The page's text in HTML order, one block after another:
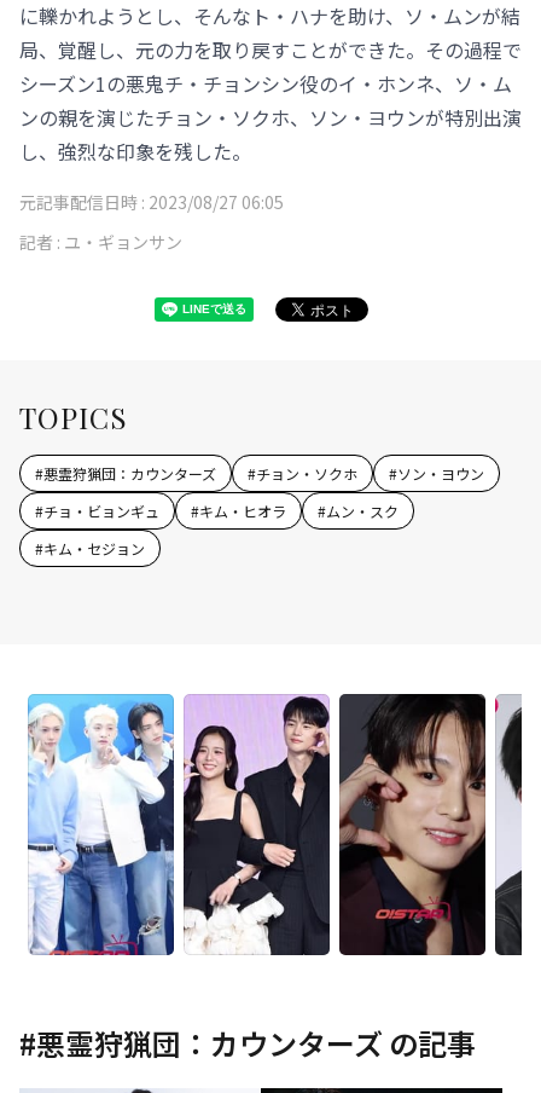
に轢かれようとし、そんなト・ハナを助け、ソ・ムンが結
局、覚醒し、元の力を取り戻すことができた。その過程で
シーズン1の悪鬼チ・チョンシン役のイ・ホンネ、ソ・ム
ンの親を演じたチョン・ソクホ、ソン・ヨウンが特別出演
し、強烈な印象を残した。
元記事配信日時 : 2023/08/27 06:05
記者 : ユ・ギョンサン
TOPICS
#悪霊狩猟団：カウンターズ #チョン・ソクホ #ソン・ヨウン
#チョ・ビョンギュ #キム・ヒオラ #ムン・スク
#キム・セジョン
#悪霊狩猟団：カウンターズ の記事